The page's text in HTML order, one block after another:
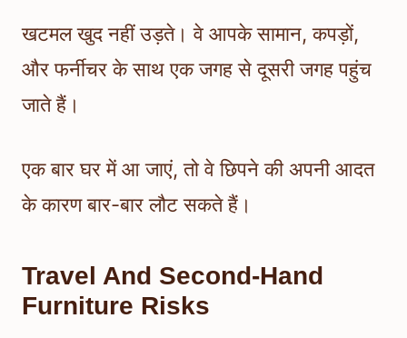
खटमल खुद नहीं उड़ते। वे आपके सामान, कपड़ों,
और फर्नीचर के साथ एक जगह से दूसरी जगह पहुंच
जाते हैं।
एक बार घर में आ जाएं, तो वे छिपने की अपनी आदत
के कारण बार-बार लौट सकते हैं।
Travel And Second-Hand
Furniture Risks